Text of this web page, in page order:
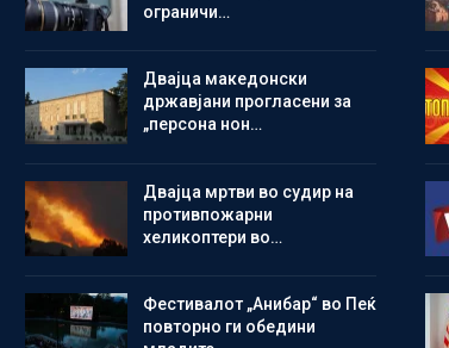
ограничи…
Двајца македонски
државјани прогласени за
„персона нон…
Двајца мртви во судир на
противпожарни
хеликоптери во…
Фестивалот „Анибар“ во Пеќ
повторно ги обедини